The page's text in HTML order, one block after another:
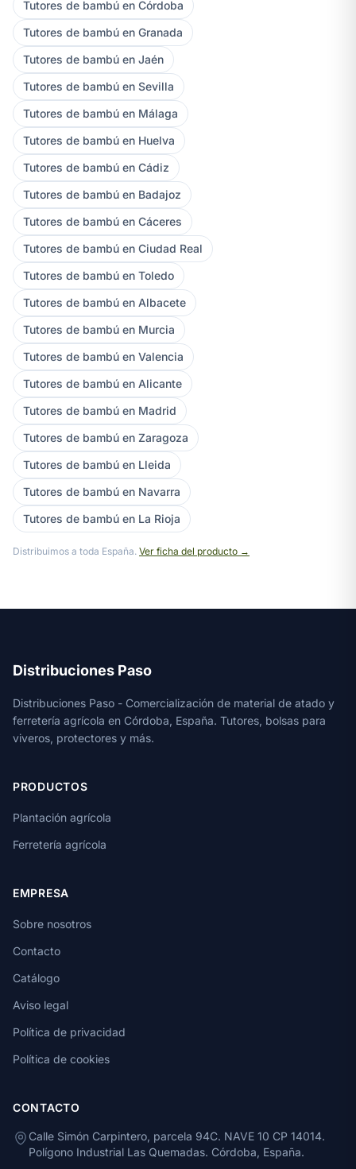
Tutores de bambú en Córdoba
Tutores de bambú en Granada
Tutores de bambú en Jaén
Tutores de bambú en Sevilla
Tutores de bambú en Málaga
Tutores de bambú en Huelva
Tutores de bambú en Cádiz
Tutores de bambú en Badajoz
Tutores de bambú en Cáceres
Tutores de bambú en Ciudad Real
Tutores de bambú en Toledo
Tutores de bambú en Albacete
Tutores de bambú en Murcia
Tutores de bambú en Valencia
Tutores de bambú en Alicante
Tutores de bambú en Madrid
Tutores de bambú en Zaragoza
Tutores de bambú en Lleida
Tutores de bambú en Navarra
Tutores de bambú en La Rioja
Distribuimos a toda España. Ver ficha del producto →
Distribuciones Paso
Distribuciones Paso - Comercialización de material de atado y
ferretería agrícola en Córdoba, España. Tutores, bolsas para
viveros, protectores y más.
PRODUCTOS
Plantación agrícola
Ferretería agrícola
EMPRESA
Sobre nosotros
Contacto
Catálogo
Aviso legal
Política de privacidad
Política de cookies
CONTACTO
Calle Simón Carpintero, parcela 94C. NAVE 10 CP 14014.
Polígono Industrial Las Quemadas. Córdoba, España.